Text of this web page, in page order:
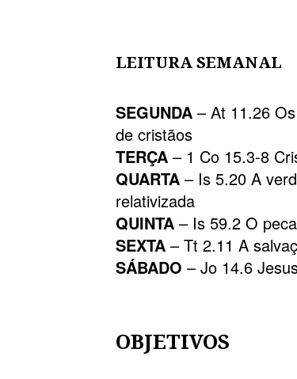
LEITURA SEMANAL
SEGUNDA– At 11.26
de cristãos
TERÇA– 1 Co 15.3-8
QUARTA – Is 5.20 A
relativizada
QUINTA– Is 59.2 O
SEXTA– Tt 2.11 A
SÁBADO– Jo 14.6
OBJETIVOS